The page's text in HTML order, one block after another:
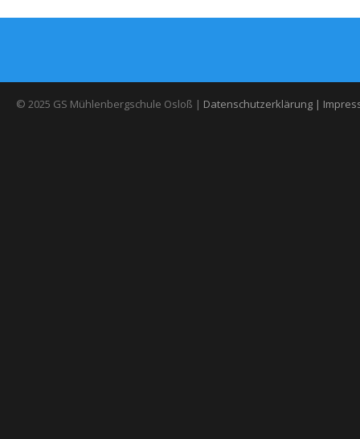
© 2025 GS Mühlenbergschule Osloß | Datenschutzerklärung |